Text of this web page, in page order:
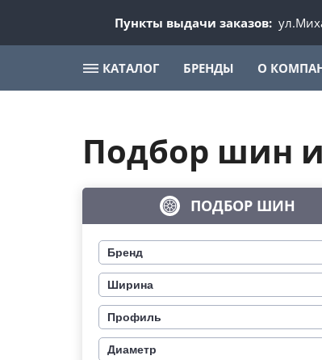
Пункты выдачи заказов:
КАТАЛОГ БРЕНДЫ О
Подбор шин
ПОДБОР ШИН
Бренд
Ширина
Профиль
Диаметр